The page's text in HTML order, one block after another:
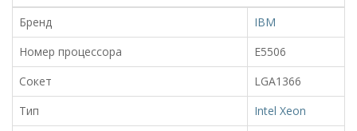
Бренд
IBM
Номер процессора
E5506
Сокет
LGA1366
Тип
Intel Xeon